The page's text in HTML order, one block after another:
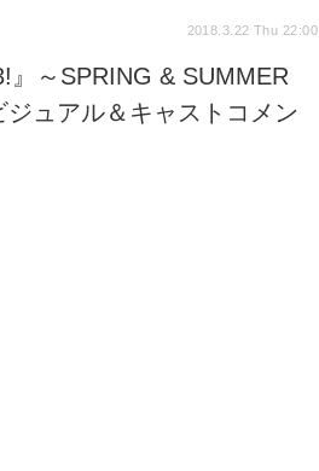
2018.3.22 Thu 22:00
』～SPRING & SUMMER
ュアル＆キャストコメン